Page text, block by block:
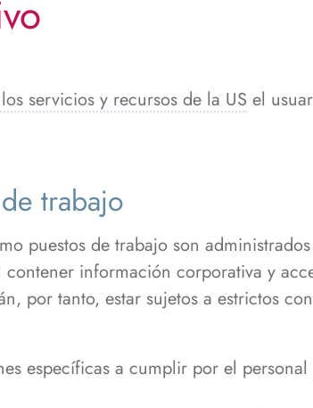
servicios y recursos de la US el
trabajo
puestos de trabajo son
información corporativa y
por tanto, estar sujetos a estrictos
específicas a cumplir por el personal